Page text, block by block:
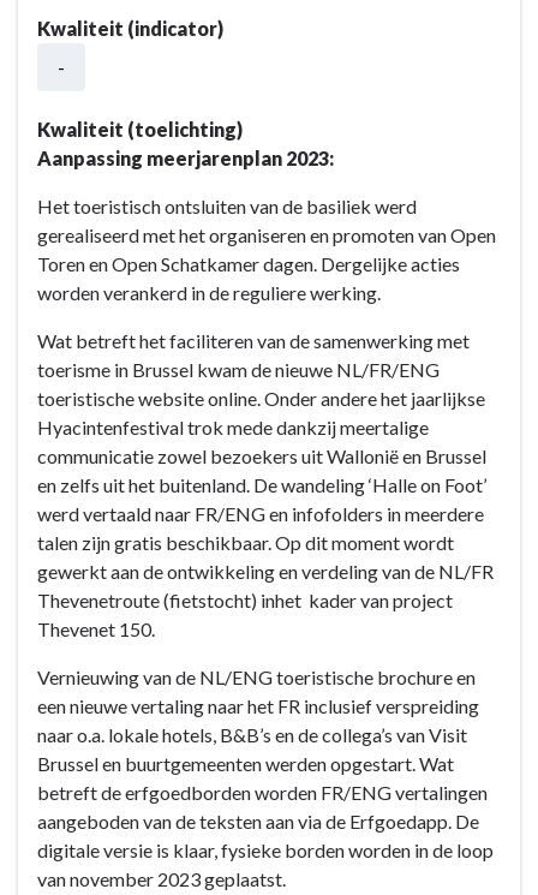
Actieplannen
Halle
benut
maximaal
zijn
toeristische
troeven
Kwaliteit (indicator)
-
Kwaliteit (toelichting)
Aanpassing meerjarenplan 2023:
Het toeristisch ontsluiten van de basiliek werd
gerealiseerd met het organiseren en promoten van Open
Toren en Open Schatkamer dagen. Dergelijke acties
worden verankerd in de reguliere werking.
Wat betreft het faciliteren van de samenwerking met
toerisme in Brussel kwam de nieuwe NL/FR/ENG
toeristische website online. Onder andere het jaarlijkse
Hyacintenfestival trok mede dankzij meertalige
communicatie zowel bezoekers uit Wallonië en Brussel
en zelfs uit het buitenland. De wandeling ‘Halle on Foot’
werd vertaald naar FR/ENG en infofolders in meerdere
talen zijn gratis beschikbaar. Op dit moment wordt
gewerkt aan de ontwikkeling en verdeling van de NL/FR
Thevenetroute (fietstocht) inhet kader van project
Thevenet 150.
Vernieuwing van de NL/ENG toeristische brochure en
een nieuwe vertaling naar het FR inclusief verspreiding
naar o.a. lokale hotels, B&B’s en de collega’s van Visit
Brussel en buurtgemeenten werden opgestart. Wat
betreft de erfgoedborden worden FR/ENG vertalingen
aangeboden van de teksten aan via de Erfgoedapp. De
digitale versie is klaar, fysieke borden worden in de loop
van november 2023 geplaatst.